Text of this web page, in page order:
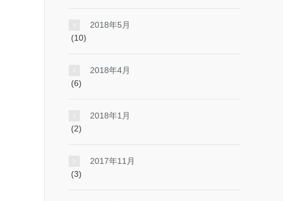
2018年5月
(10)
2018年4月
(6)
2018年1月
(2)
2017年11月
(3)